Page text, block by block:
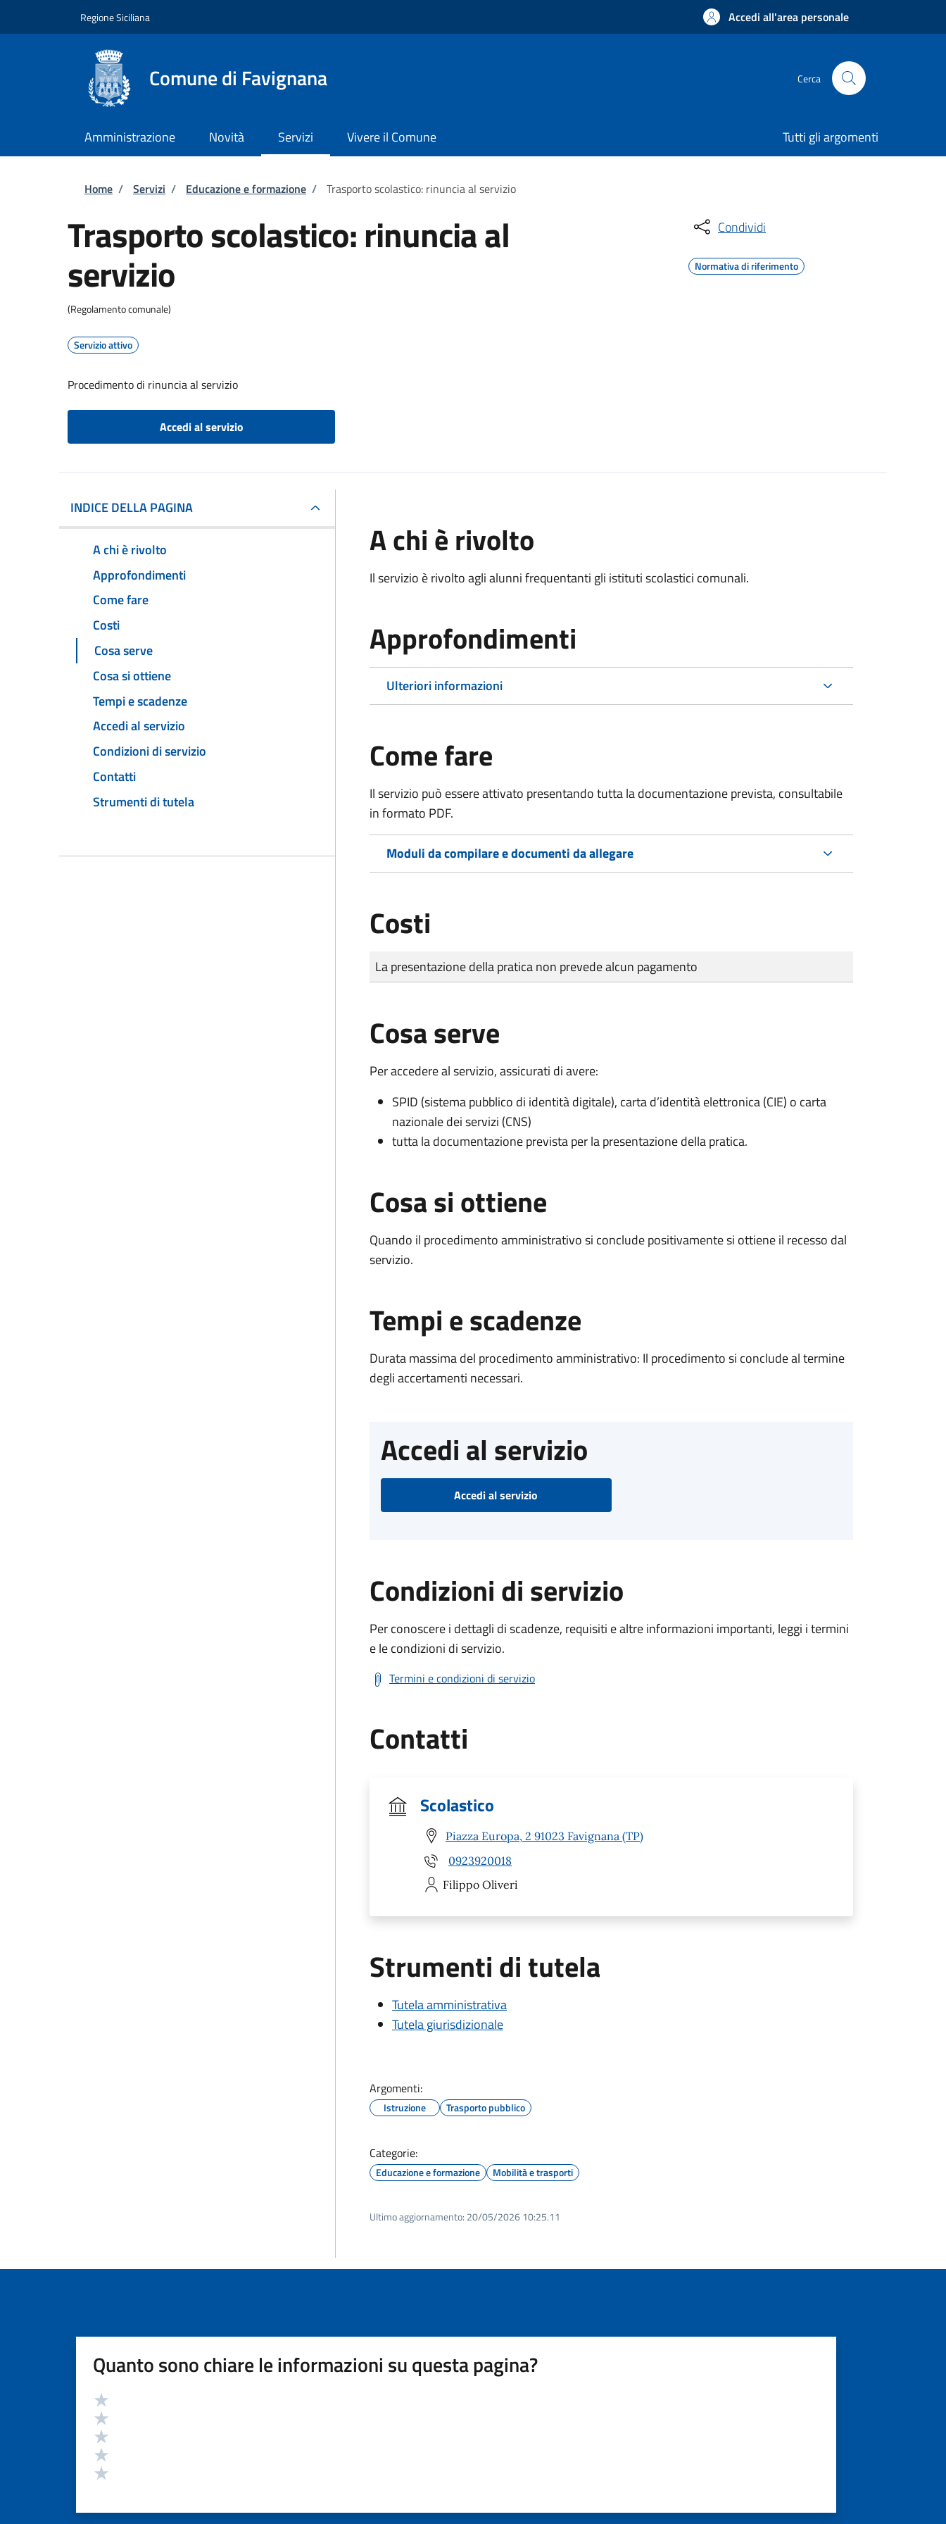
Regione Siciliana Accedi all'area personale
Comune di Favignana Cerca
Amministrazione Novità Servizi Vivere il Comune Tutti gli argomenti
Briciole di pane
Home / Servizi / Educazione e formazione / Trasporto scolastico: rinuncia al servizio
Trasporto scolastico: rinuncia al
servizio
(Regolamento comunale)
Servizio attivo
Procedimento di rinuncia al servizio
Accedi al servizio
Condividi
Normativa di riferimento
INDICE DELLA PAGINA
A chi è rivolto
Approfondimenti
Come fare
Costi
Cosa serve
Cosa si ottiene
Tempi e scadenze
Accedi al servizio
Condizioni di servizio
Contatti
Strumenti di tutela
A chi è rivolto
Il servizio è rivolto agli alunni frequentanti gli istituti scolastici comunali.
Approfondimenti
Ulteriori informazioni
Come fare
Il servizio può essere attivato presentando tutta la documentazione prevista, consultabile
in formato PDF.
Moduli da compilare e documenti da allegare
Costi
Tipo di pagamento
Importo
La presentazione della pratica non prevede alcun pagamento
Cosa serve
Per accedere al servizio, assicurati di avere:
SPID (sistema pubblico di identità digitale), carta d’identità elettronica (CIE) o carta
nazionale dei servizi (CNS)
tutta la documentazione prevista per la presentazione della pratica.
Cosa si ottiene
Quando il procedimento amministrativo si conclude positivamente si ottiene il recesso dal
servizio.
Tempi e scadenze
Durata massima del procedimento amministrativo: Il procedimento si conclude al termine
degli accertamenti necessari.
Accedi al servizio
Accedi al servizio
Condizioni di servizio
Per conoscere i dettagli di scadenze, requisiti e altre informazioni importanti, leggi i termini
e le condizioni di servizio.
Termini e condizioni di servizio
Contatti
Scolastico
Piazza Europa, 2 91023 Favignana (TP)
0923920018
Filippo Oliveri
Strumenti di tutela
Tutela amministrativa
Tutela giurisdizionale
Argomenti:
Istruzione Trasporto pubblico
Categorie:
Educazione e formazione Mobilità e trasporti
Ultimo aggiornamento: 20/05/2026 10:25.11
Quanto sono chiare le informazioni su questa pagina?
Valutazione